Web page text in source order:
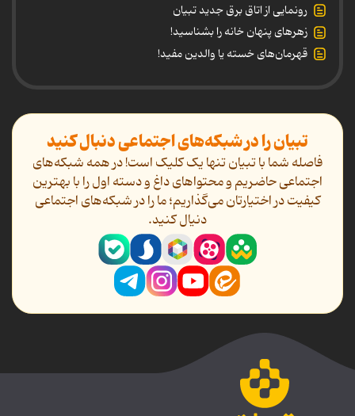
رونمایی از اتاق برق جدید تبیان
زهرهای پنهان خانه را بشناسید!
قهرمان‌های خسته یا والدین مفید!
تبیان را در شبکه‌های اجتماعی دنبال کنید
فاصله شما با تبیان تنها یک کلیک است! در همه شبکه‌های
اجتماعی حاضریم و محتواهای داغ و دسته اول را با بهترین
کیفیت در اختیارتان می‌گذاریم؛ ما را در شبکه‌های اجتماعی
دنیال کنید.